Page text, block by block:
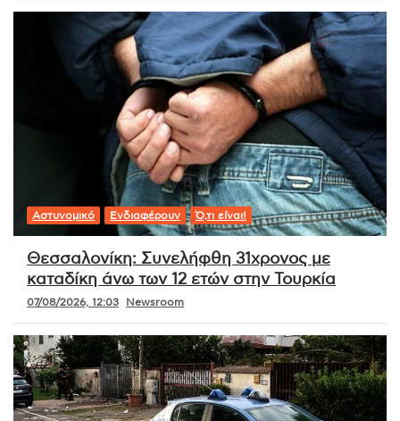
Αστυνομικό Ενδιαφέρουν Ό,τι είναι!
Θεσσαλονίκη: Συνελήφθη 31χρονος με
καταδίκη άνω των 12 ετών στην Τουρκία
07/08/2026, 12:03 Newsroom